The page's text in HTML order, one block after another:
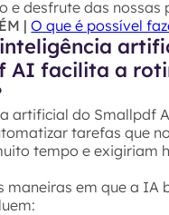
e desfrute das nossas
| O que é possível
AI facilita a
artificial do Smallpdf
tarefas que
tempo e exigiriam
maneiras em que a IA